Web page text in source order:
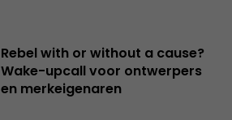
Rebel with or without a cause?
Wake-upcall voor ontwerpers
en merkeigenaren